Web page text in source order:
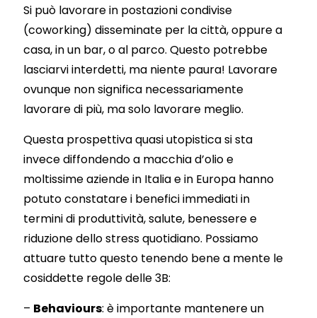
Si può lavorare in postazioni condivise
(coworking) disseminate per la città, oppure a
casa, in un bar, o al parco. Questo potrebbe
lasciarvi interdetti, ma niente paura! Lavorare
ovunque non significa necessariamente
lavorare di più, ma solo lavorare meglio.
Questa prospettiva quasi utopistica si sta
invece diffondendo a macchia d’olio e
moltissime aziende in Italia e in Europa hanno
potuto constatare i benefici immediati in
termini di produttività, salute, benessere e
riduzione dello stress quotidiano. Possiamo
attuare tutto questo tenendo bene a mente le
cosiddette regole delle 3B:
– Behaviours: è importante mantenere un